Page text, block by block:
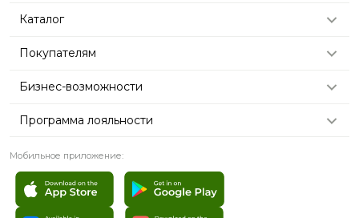
Каталог
Покупателям
Бизнес-возможности
Программа лояльности
Мобильное приложение: